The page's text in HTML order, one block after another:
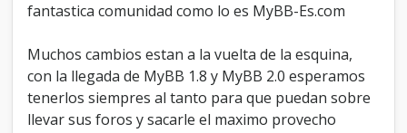
fantastica comunidad como lo es MyBB-Es.com
Muchos cambios estan a la vuelta de la esquina,
con la llegada de MyBB 1.8 y MyBB 2.0 esperamos
tenerlos siempres al tanto para que puedan sobre
llevar sus foros y sacarle el maximo provecho